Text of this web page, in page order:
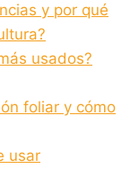
y por qué
usados?
foliar y cómo
usar